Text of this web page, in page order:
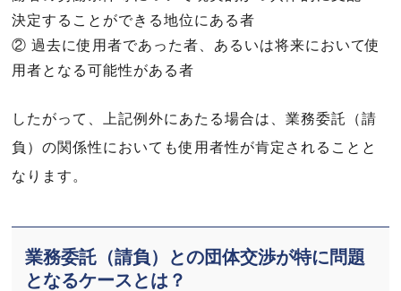
決定することができる地位にある者
② 過去に使用者であった者、あるいは将来において使
用者となる可能性がある者
したがって、上記例外にあたる場合は、業務委託（請
負）の関係性においても使用者性が肯定されることと
なります。
業務委託（請負）との団体交渉が特に問題
となるケースとは？